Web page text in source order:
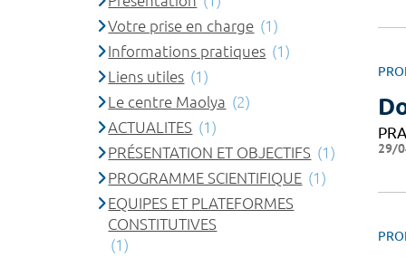
29/
Votre prise en charge (1)
Informations pratiques (1)
Liens utiles (1)
Le centre Maolya (2)
ACTUALITES (1)
PRÉSENTATION ET OBJECTIFS (1)
PROGRAMME SCIENTIFIQUE (1)
EQUIPES ET PLATEFORMES
CONSTITUTIVES
(1)